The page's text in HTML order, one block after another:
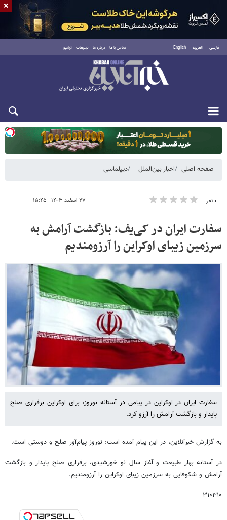
فارسی العربية English تماس با ما درباره ما تبلیغات آرشیو
یکشنبه ۱۸ مرداد ۱۴۰۵
صفحه اصلی اخبار بین‌الملل دیپلماسی
۰ نفر ۲۷ اسفند ۱۴۰۳ - ۱۵:۴۵
سفارت ایران در کی‌یف: بازگشت آرامش به
سرزمین زیبای اوکراین را آرزومندیم
سفارت ایران در اوکراین در پیامی در آستانه نوروز، برای اوکراین برقراری صلح
پایدار و بازگشت آرامش را آرزو کرد.
به گزارش خبرآنلاین، در این پیام آمده است: نوروز پیام‌آور صلح و دوستی است.
در آستانه بهار طبیعت و آغاز سال نو خورشیدی، برقراری صلح پایدار و بازگشت
آرامش و شکوفایی به سرزمین زیبای اوکراین را آرزومندیم.
۳۱۰۳۱۰
×